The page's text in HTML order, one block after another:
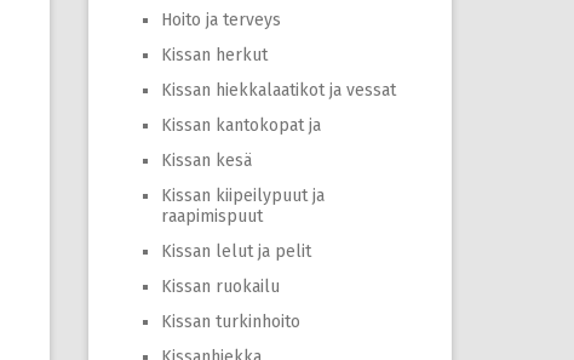
Hoito ja terveys
Kissan herkut
Kissan hiekkalaatikot ja vessat
Kissan kantokopat ja
Kissan kesä
Kissan kiipeilypuut ja
raapimispuut
Kissan lelut ja pelit
Kissan ruokailu
Kissan turkinhoito